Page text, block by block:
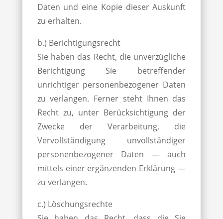
Daten und eine Kopie dieser Auskunft
zu erhalten.
b.) Berichtigungsrecht
Sie haben das Recht, die unverzügliche
Berichtigung Sie betreffender
unrichtiger personenbezogener Daten
zu verlangen. Ferner steht Ihnen das
Recht zu, unter Berücksichtigung der
Zwecke der Verarbeitung, die
Vervollständigung unvollständiger
personenbezogener Daten — auch
mittels einer ergänzenden Erklärung —
zu verlangen.
c.) Löschungsrechte